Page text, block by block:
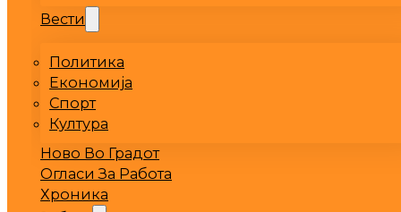
Вести
Политика
Економија
Спорт
Култура
Ново Во Градот
Огласи За Работа
Хроника